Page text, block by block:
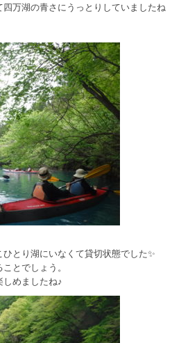
万湖の青さにうっとりしていましたね
とり湖にいなくて貸切状態でした✨
とでしょう。
しめましたね♪